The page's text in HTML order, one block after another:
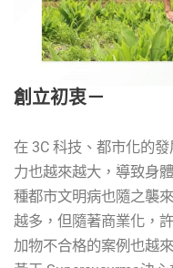
創立初衷－
在 3C 科技、都市化的
力也越來越大，導致身
種都市文明病也隨之襲
越多，但隨著商業化，
加物不合格的案例也越